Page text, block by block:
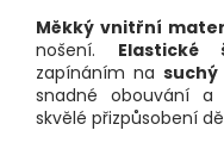
Měkký vnitřní
nošení. Elastické
zapínáním na suchý
snadné obouvání a
skvělé přizpůsobení